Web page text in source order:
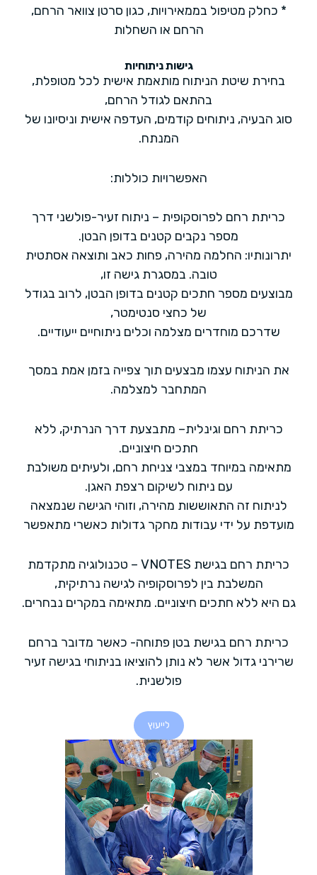
* כחלק מטיפול בממאירויות, כגון סרטן צוואר הרחם,
הרחם או השחלות
גישות ניתוחיות
בחירת שיטת הניתוח מותאמת אישית לכל מטופלת,
בהתאם לגודל הרחם,
סוג הבעיה, ניתוחים קודמים, העדפה אישית וניסיונו של
המנתח.
האפשרויות כוללות:
כריתת רחם לפרוסקופית – ניתוח זעיר-פולשני דרך
מספר נקבים קטנים בדופן הבטן.
יתרונותיו: החלמה מהירה, פחות כאב ותוצאה אסתטית
טובה. במסגרת גישה זו,
מבוצעים מספר חתכים קטנים בדופן הבטן, לרוב בגודל
של כחצי סנטימטר,
שדרכם מוחדרים מצלמה וכלים ניתוחיים ייעודיים.
את הניתוח עצמו מבצעים תוך צפייה בזמן אמת במסך
המתחבר למצלמה.
כריתת רחם וגינלית– מתבצעת דרך הנרתיק, ללא
חתכים חיצוניים.
מתאימה במיוחד במצבי צניחת רחם, ולעיתים משולבת
עם ניתוח לשיקום רצפת האגן.
לניתוח זה התאוששות מהירה, וזוהי הגישה שנמצאה
מועדפת על ידי עבודות מחקר גדולות כאשרי מתאפשר
כריתת רחם בגישת VNOTES – טכנולוגיה מתקדמת
המשלבת בין לפרוסקופיה לגישה נרתיקית,
גם היא ללא חתכים חיצוניים. מתאימה במקרים נבחרים.
כריתת רחם בגישת בטן פתוחה- כאשר מדובר ברחם
שרירני גדול אשר לא נותן להוציאו בניתוחי בגישה זעיר
פולשנית.
לייעוץ